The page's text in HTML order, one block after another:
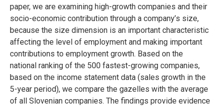
paper, we are examining high-growth companies and their
socio-economic contribution through a company’s size,
because the size dimension is an important characteristic
affecting the level of employment and making important
contributions to employment growth. Based on the
national ranking of the 500 fastest-growing companies,
based on the income statement data (sales growth in the
5-year period), we compare the gazelles with the average
of all Slovenian companies. The findings provide evidence